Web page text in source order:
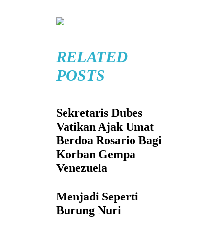
RELATED
POSTS
Sekretaris Dubes
Vatikan Ajak Umat
Berdoa Rosario Bagi
Korban Gempa
Venezuela
Menjadi Seperti
Burung Nuri